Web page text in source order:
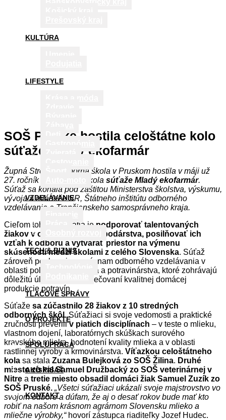
KULTÚRA
LIFESTYLE
VZDELÁVANIE
TECH & BIZNIS
TLAČOVÉ SPRÁVY
O PROJEKTE
SPOLUPRÁCA
AKO PÍSAŤ
KONTAKT
SOŠ Pruské hostila celoštátne kolo
súťaže Mladý ekofarmár
Župná Stredná odborná škola v Pruskom hostila v máji už
27. ročník celoštátneho kola súťaže Mladý ekofarmár.
Súťaž sa konala pod záštitou Ministerstva školstva, výskumu,
vývoja a mládeže SR, Štátneho inštitútu odborného
vzdelávania a Trenčianskeho samosprávneho kraja.
Cieľom tohto podujatia je podporovať talentovaných
žiakov v oblasti poľnohospodárstva, posilňovať ich
vzťah k odboru a vytvárať priestor na výmenu
skúseností medzi školami z celého Slovenska. Súťaž
zároveň poukazuje na význam odborného vzdelávania v
oblasti poľnohospodárstva a potravinárstva, ktoré zohrávajú
dôležitú úlohu pri zabezpečovaní kvalitnej domácej
produkcie potravín.
Súťaže sa zúčastnilo 28 žiakov z 10 stredných
odborných škôl. Súťažiaci si svoje vedomosti a praktické
zručnosti preveriliv piatich disciplínach – v teste o mlieku,
vlastnom dojení, laboratórnych skúškach surového
kravského mlieka, hodnotení kvality mlieka a v oblasti
rastlinnej výroby a krmovinárstva. Víťazkou celoštátneho
kola sa stala Zuzana Bulejková zo SOŠ Žilina. Druhé
miesto získal Samuel Družbacký zo SOŠ veterinárnej v
Nitre a tretie miesto obsadil domáci žiak Samuel Zuzík zo
SOŠ Pruské. „Všetci súťažiaci ukázali svoje majstrovstvo vo
svojom odbore a dúfam, že aj o desať rokov bude mať kto
robiť na našom krásnom agrárnom Slovensku mlieko a
mliečne výrobky,“ hovorí zástupca riaditeľky Jozef Hudec.